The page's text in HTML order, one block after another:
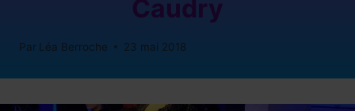
Caudry
Par Léa Berroche 23 mai 2018